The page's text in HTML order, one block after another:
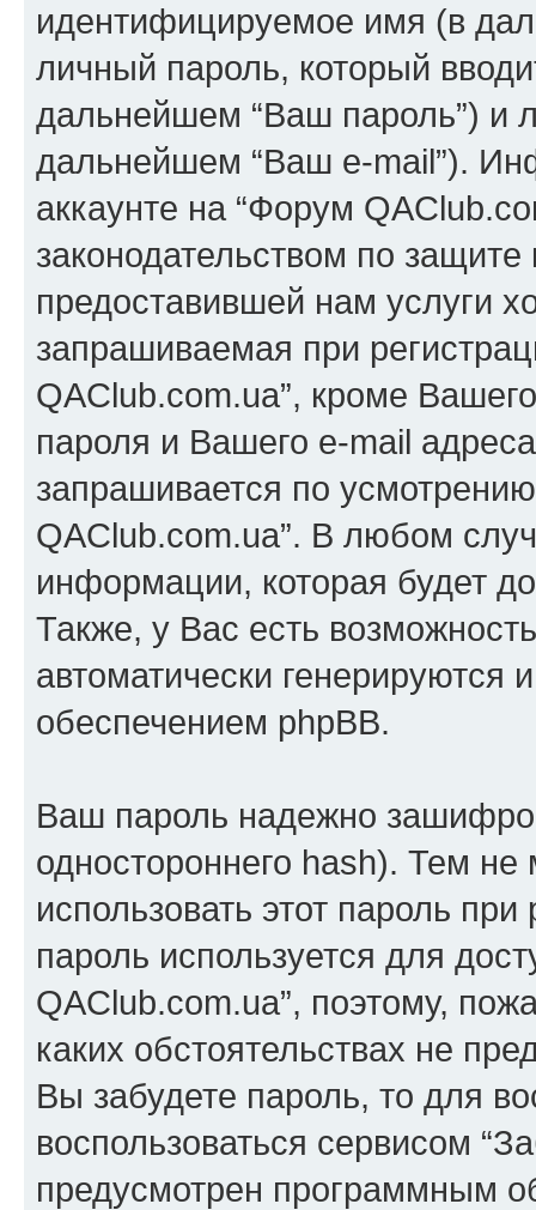
идентифицируемое имя (в
личный пароль, который
дальнейшем “Ваш пароль”) и
дальнейшем “Ваш e-mail”).
аккаунте на “Форум
законодательством по
предоставившей нам услуги
запрашиваемая при
QAClub.com.ua”, кроме
пароля и Вашего e-mail
запрашивается по
QAClub.com.ua”. В любом
информации, которая будет
Также, у Вас есть
автоматически
обеспечением phpBB.
Ваш пароль надежно
одностороннего hash). Тем
использовать этот пароль
пароль используется для
QAClub.com.ua”, поэтому,
каких обстоятельствах не
Вы забудете пароль, то для
воспользоваться сервисом
предусмотрен программным